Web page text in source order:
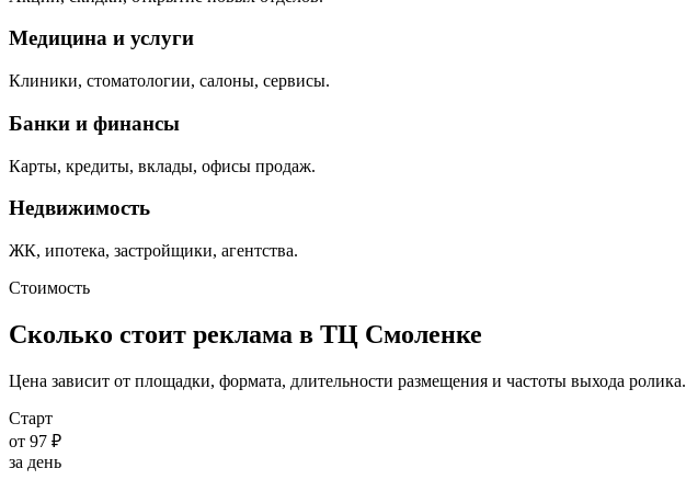
Медицина и услуги
Клиники, стоматологии, салоны, сервисы.
Банки и финансы
Карты, кредиты, вклады, офисы продаж.
Недвижимость
ЖК, ипотека, застройщики, агентства.
Стоимость
Сколько стоит реклама в ТЦ Смоленке
Цена зависит от площадки, формата, длительности размещения и частоты выхода ролика.
Старт
от 97 ₽
за день